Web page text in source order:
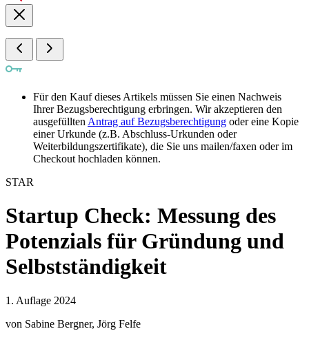
Für den Kauf dieses Artikels müssen Sie einen Nachweis
Ihrer Bezugsberechtigung erbringen. Wir akzeptieren den
ausgefüllten Antrag auf Bezugsberechtigung oder eine Kopie
einer Urkunde (z.B. Abschluss-Urkunden oder
Weiterbildungszertifikate), die Sie uns mailen/faxen oder im
Checkout hochladen können.
STAR
Startup Check: Messung des
Potenzials für Gründung und
Selbstständigkeit
1. Auflage 2024
von Sabine Bergner, Jörg Felfe